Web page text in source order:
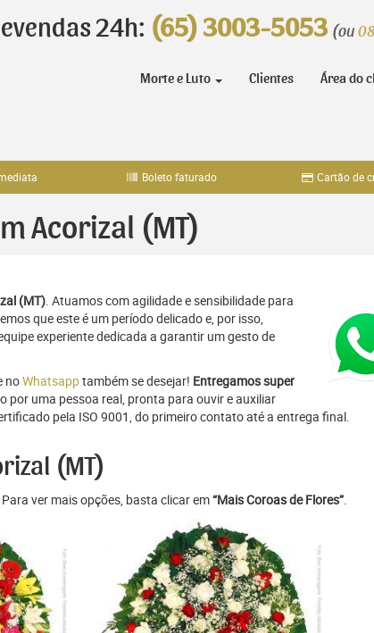
24h: (65) 3003-5053 (ou
Morte e Luto Clientes Área do
Boleto faturado Cartão de
Acorizal (MT)
(MT). Atuamos com agilidade e sensibilidade para
que este é um período delicado e, por isso,
experiente dedicada a garantir um gesto de
noWhatsapptambém se desejar! Entregamos super
por uma pessoa real, pronta para ouvir e auxiliar
pela ISO 9001, do primeiro contato até a entrega final.
(MT)
ver mais opções, basta clicar em“Mais Coroas de Flores”.